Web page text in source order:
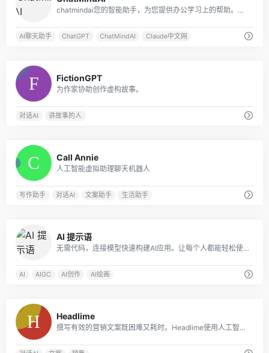
chatmindai您的智能助手，为您提供办公学习上的帮助。我们的AI助手基于GPT大语言模型实现，支持文件输入、语音输入等多模态交互方式，为您解决各种问题。立即尝试，提高60%学习效率！拥有GPT3.5，GPT4.0，Claude，Claude 100k等多种模型，多种角色扮演，更好的UI体验。claude中文网
AI聊天助手 ChatGPT ChatMindAI Claude中文网
FictionGPT
为作家协助创作虚构故事。
对话AI 讲故事的人
Call Annie
人工智能虚拟助理聊天机器人
写作助手 对话AI 文案助手 生活助手
AI 提示语
无需代码，连接模型快速构建AI应用。让每个人都能轻松使用 AI，提高 10 倍生产力。
AI AIGC AI创作 AI绘画
Headlime
撰写有效的营销文案既困难又耗时。Headlime使用人工智能和模板使写作更快、更容易。你将花更少的时间在内容上，而花更多的时间在结果上。